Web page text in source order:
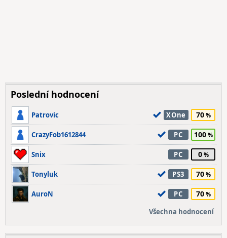
Poslední hodnocení
Patrovic XOne 70
CrazyFob1612844 PC 100
Snix PC 0
Tonyluk PS3 70
AuroN PC 70
Všechna hodnocení